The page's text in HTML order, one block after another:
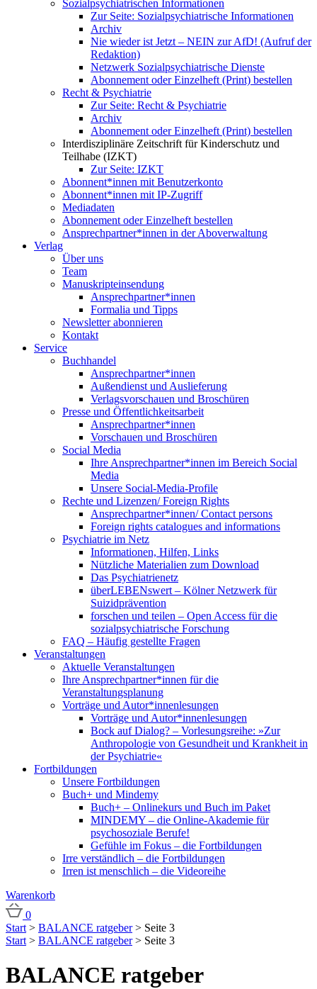
Sozialpsychiatrischen Informationen
Zur Seite: Sozialpsychiatrische Informationen
Archiv
Nie wieder ist Jetzt – NEIN zur AfD! (Aufruf der
Redaktion)
Netzwerk Sozialpsychiatrische Dienste
Abonnement oder Einzelheft (Print) bestellen
Recht & Psychiatrie
Zur Seite: Recht & Psychiatrie
Archiv
Abonnement oder Einzelheft (Print) bestellen
Interdisziplinäre Zeitschrift für Kinderschutz und
Teilhabe (IZKT)
Zur Seite: IZKT
Abonnent*innen mit Benutzerkonto
Abonnent*innen mit IP-Zugriff
Mediadaten
Abonnement oder Einzelheft bestellen
Ansprechpartner*innen in der Aboverwaltung
Verlag
Über uns
Team
Manuskripteinsendung
Ansprechpartner*innen
Formalia und Tipps
Newsletter abonnieren
Kontakt
Service
Buchhandel
Ansprechpartner*innen
Außendienst und Auslieferung
Verlagsvorschauen und Broschüren
Presse und Öffentlichkeitsarbeit
Ansprechpartner*innen
Vorschauen und Broschüren
Social Media
Ihre Ansprechpartner*innen im Bereich Social
Media
Unsere Social-Media-Profile
Rechte und Lizenzen/ Foreign Rights
Ansprechpartner*innen/ Contact persons
Foreign rights catalogues and informations
Psychiatrie im Netz
Informationen, Hilfen, Links
Nützliche Materialien zum Download
Das Psychiatrienetz
überLEBENswert – Kölner Netzwerk für
Suizidprävention
forschen und teilen – Open Access für die
sozialpsychiatrische Forschung
FAQ – Häufig gestellte Fragen
Veranstaltungen
Aktuelle Veranstaltungen
Ihre Ansprechpartner*innen für die
Veranstaltungsplanung
Vorträge und Autor*innenlesungen
Vorträge und Autor*innenlesungen
Bock auf Dialog? – Vorlesungsreihe: »Zur
Anthropologie von Gesundheit und Krankheit in
der Psychiatrie«
Fortbildungen
Unsere Fortbildungen
Buch+ und Mindemy
Buch+ – Onlinekurs und Buch im Paket
MINDEMY – die Online-Akademie für
psychosoziale Berufe!
Gefühle im Fokus – die Fortbildungen
Irre verständlich – die Fortbildungen
Irren ist menschlich – die Videoreihe
Warenkorb
0
Start > BALANCE ratgeber> Seite 3
Start > BALANCE ratgeber> Seite 3
BALANCE ratgeber